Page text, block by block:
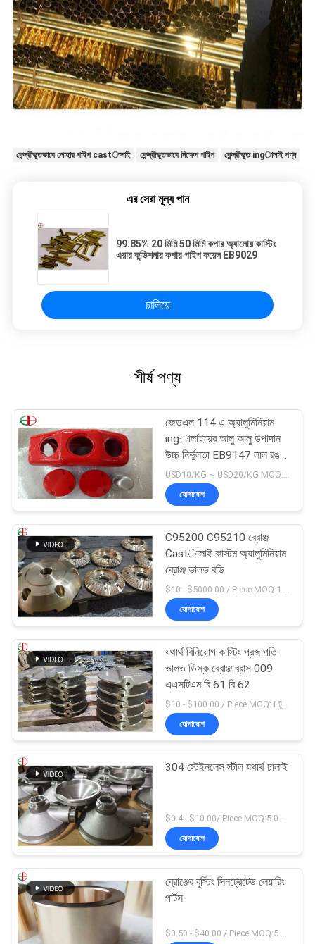
কেন্দ্রীভূতভাবে লোহার পাইপ castালাই কেন্দ্রীভূতভাবে নিক্ষেপ পাইপ কেন্দ্রীভূত ingালাই পণ্য
এর সেরা মূল্য পান
99.85% 20 মিমি 50 মিমি কপার অ্যালোয় কাস্টিং
এয়ার কন্ডিশনার কপার পাইপ কয়েল EB9029
চালিয়ে
শীর্ষ পণ্য
জেডএল 114 এ অ্যালুমিনিয়াম
ingালাইয়ের আলু আলু উপাদান
উচ্চ নির্ভুলতা EB9147 লাল রঙ
14
USD10/KG ~ USD20/KG MOQ:50kg
যোগাযোগ
C95200 C95210 ব্রোঞ্জ
Castালাই কাস্টম অ্যালুমিনিয়াম
ব্রোঞ্জ ভালভ বডি
যোগাযোগ
যথার্থ বিনিয়োগ কাস্টিং প্রজাপতি
ভালভ ডিস্ক ব্রোঞ্জ ব্রাস 009
এএসটিএম বি 61 বি 62
যোগাযোগ
304 স্টেইনলেস স্টীল যথার্থ ঢালাই
$0.4 - $10.00/ Piece MOQ:5.0 কিলোগ্রাম
যোগাযোগ
ব্রোঞ্জের বুস্টিং সিনট্রেটেড লেয়ারিং
পার্টস
$0.50 - $40.00 / Piece MOQ:5 টি টুকরা